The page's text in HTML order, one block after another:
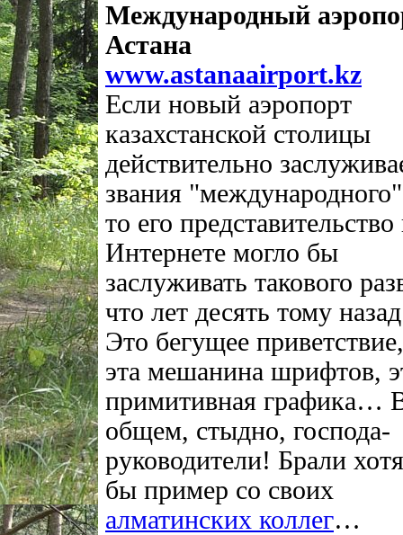
Международный
Астана
www.astanaairport.kz
Если новый аэропорт
казахстанской столицы
действительно
звания
то его представительство
Интернете могло бы
заслуживать такового
что лет десять тому
Это бегущее приветствие,
эта мешанина шрифтов,
примитивная графика…
общем, стыдно, господа-
руководители! Брали хотя
бы пример со своих
алматинских коллег…